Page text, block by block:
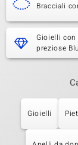
Bracciali
Gioielli con
preziose Blu
Gioielli